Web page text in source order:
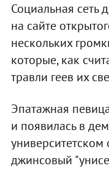
Социальная сеть
на сайте
нескольких
которые, как
травли геев их
Эпатажная
и появилась в
джинсовый